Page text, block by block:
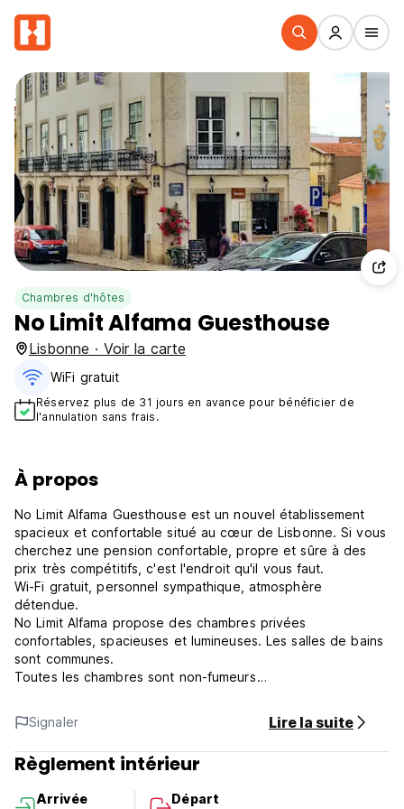
Chambres d'hôtes
No Limit Alfama Guesthouse
Lisbonne · Voir la carte
WiFi gratuit
Réservez plus de 31 jours en avance pour bénéficier de
l'annulation sans frais.
À propos
No Limit Alfama Guesthouse est un nouvel établissement
spacieux et confortable situé au cœur de Lisbonne. Si vous
cherchez une pension confortable, propre et sûre à des
prix très compétitifs, c'est l'endroit qu'il vous faut.
Wi-Fi gratuit, personnel sympathique, atmosphère
détendue.
No Limit Alfama propose des chambres privées
confortables, spacieuses et lumineuses. Les salles de bains
sont communes.
Toutes les chambres sont non-fumeurs
plupart des principales attractions touristiques de Lisbonne.
L'aéroport le plus proche est l'aéroport Humberto Delgado,
à 7 km de l'Alfama Guest House.
No Limit Alfama Guesthouse Conditions et politiques :
Paiement par carte de crédit, carte de débit, espèces
Signaler Lire la suite
Règlement intérieur
Arrivée
Départ